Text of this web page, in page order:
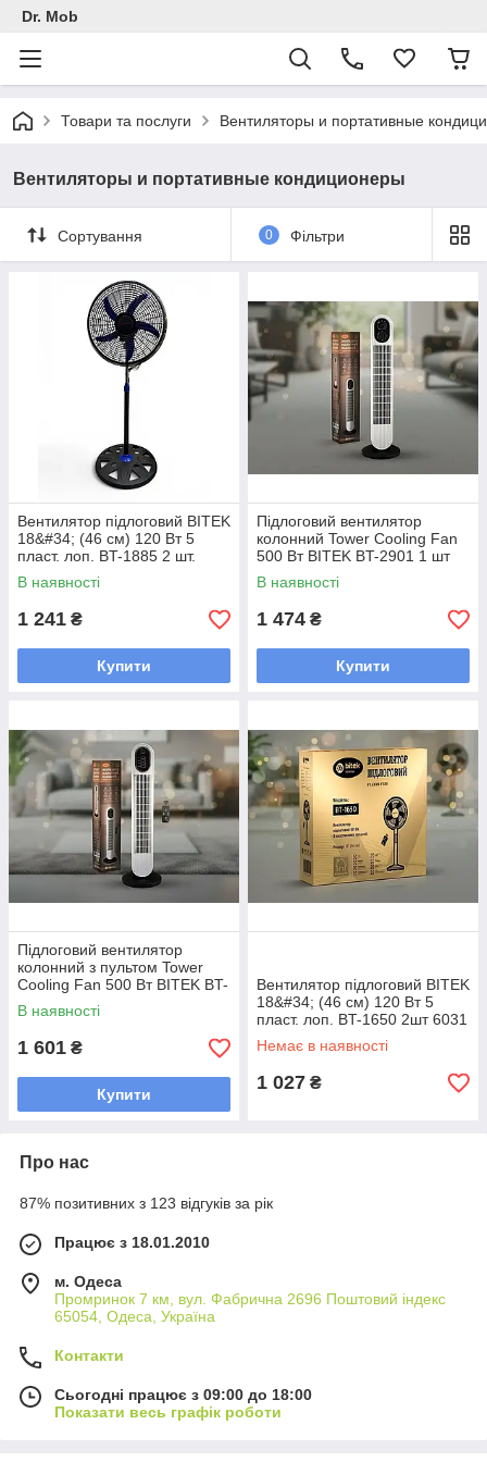
Dr. Mob
Товари та послуги Вентиляторы и портативные
Вентиляторы и портативные кондиционеры
Сортування 0 Фільтри
Вентилятор підлоговий BITEK
18&#34; (46 см) 120 Вт 5
пласт. лоп. BT-1885 2 шт.
5804
В наявності
1 241 ₴
Купити
Підлоговий вентилятор
колонний Tower Cooling Fan
500 Вт BITEK BT-2901 1 шт
6074
В наявності
1 474 ₴
Купити
Підлоговий вентилятор
колонний з пультом Tower
Cooling Fan 500 Вт BITEK BT-
2906R 1 шт 6073
В наявності
1 601 ₴
Купити
Вентилятор підлоговий BITEK
18&#34; (46 см) 120 Вт 5
пласт. лоп. BT-1650 2шт 6031
Немає в наявності
1 027 ₴
Про нас
87% позитивних з 123 відгуків за рік
Працює з 18.01.2010
м. Одеса
Промринок 7 км, вул. Фабрична 2696 Поштовий індекс
65054, Одеса, Україна
Контакти
Сьогодні працює з 09:00 до 18:00
Показати весь графік роботи